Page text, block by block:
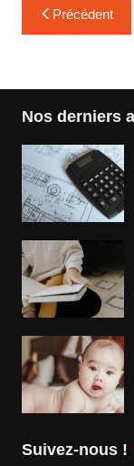
Navigation
de
Précédent
Nos derniers
Suivez-nous !